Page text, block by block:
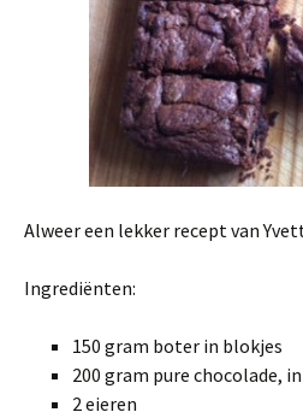
Alweer een lekker recept van
Ingrediënten:
150 gram boter in blokjes
200 gram pure chocolade,
2 eieren